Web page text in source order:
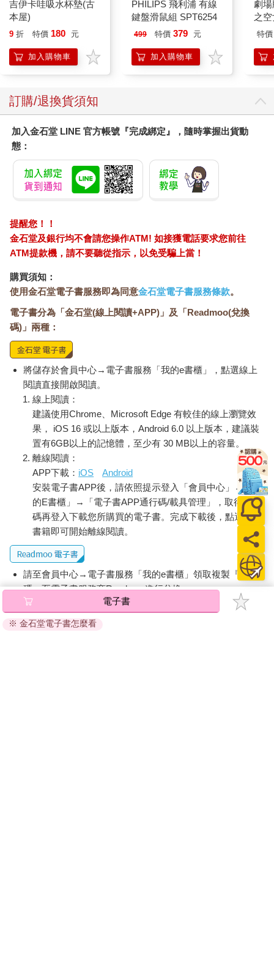
吉伊卡哇吸水杯墊(古
本屋)
9 折 特價 180 元
加入購物車
PHILIPS 飛利浦 有線
鍵盤滑鼠組 SPT6254
499 特價 379 元
加入購物車
劇
之
樂
特價
訂購/退換貨須知
加入金石堂 LINE 官方帳號『完成綁定』，隨時掌握出貨動
態：
提醒您！！
金石堂及銀行均不會請您操作ATM! 如接獲電話要求您前往
ATM提款機，請不要聽從指示，以免受騙上當！
購買須知：
使用金石堂電子書服務即為同意金石堂電子書服務條款。
電子書分為「金石堂(線上閱讀+APP)」及「Readmoo(兌換
碼)」兩種：
將儲存於會員中心→電子書服務「我的e書櫃」，點選線上
閱讀直接開啟閱讀。
線上閱讀：
建議使用Chrome、Microsoft Edge 有較佳的線上瀏覽效
果， iOS 16 或以上版本，Android 6.0 以上版本，建議裝
置有6GB以上的記憶體，至少有 30 MB以上的容量。
離線閱讀：
APP下載： iOS
Android
安裝電子書APP後，請依照提示登入「會員中心」→「我
的E書櫃」→「電子書APP通行碼/載具管理」，取得通行
碼再登入下載您所購買的電子書。完成下載後，點選任一
書籍即可開始離線閱讀。
請至會員中心→電子書服務「我的e書櫃」領取複製『兌換
碼』至電子書服務商Readmoo進行兌換。
退換貨須知：
因版權保護，您在金石堂所購買的電子書僅能以金石堂專屬
電子書
※ 金石堂電子書怎麼看